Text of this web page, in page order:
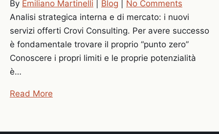
By Emiliano Martinelli Blog
No Comments
Analisi strategica interna e di mercato: i nuovi
servizi offerti Crovi Consulting. Per avere successo
è fondamentale trovare il proprio “punto zero”
Conoscere i propri limiti e le proprie potenzialità
è…
Read More